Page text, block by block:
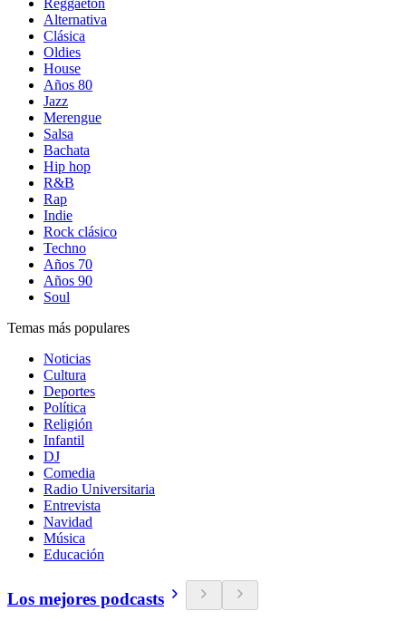
Reggaetón
Alternativa
Clásica
Oldies
House
Años 80
Jazz
Merengue
Salsa
Bachata
Hip hop
R&B
Rap
Indie
Rock clásico
Techno
Años 70
Años 90
Soul
Temas más populares
Noticias
Cultura
Deportes
Política
Religión
Infantil
DJ
Comedia
Radio Universitaria
Entrevista
Navidad
Música
Educación
Los mejores podcasts